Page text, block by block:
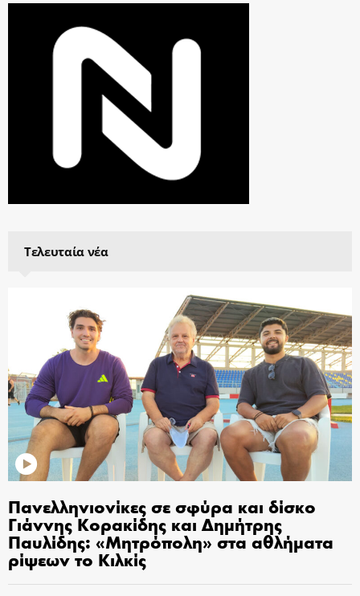
Τελευταία νέα
Πανελληνιονίκες σε σφύρα και δίσκο
Γιάννης Κορακίδης και Δημήτρης
Παυλίδης: «Μητρόπολη» στα αθλήματα
ρίψεων το Κιλκίς